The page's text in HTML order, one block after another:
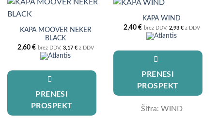
KAPA MOOVER NEKER
BLACK
2,60 € brez DDV, 3,17 €z DDV
PRENESI
PROSPEKT
KAPA WIND
2,40 € brez DDV, 2,93 €z DDV
PRENESI
PROSPEKT
Šifra: WIND